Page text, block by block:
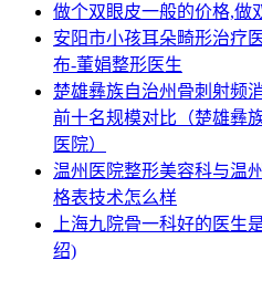
做个双眼皮一般的价格,做
安阳市小孩耳朵畸形治疗
布-董娟整形医生
楚雄彝族自治州骨刺射频
前十名规模对比（楚雄彝
医院）
温州医院整形美容科与温
格表技术怎么样
上海九院骨一科好的医生
绍)